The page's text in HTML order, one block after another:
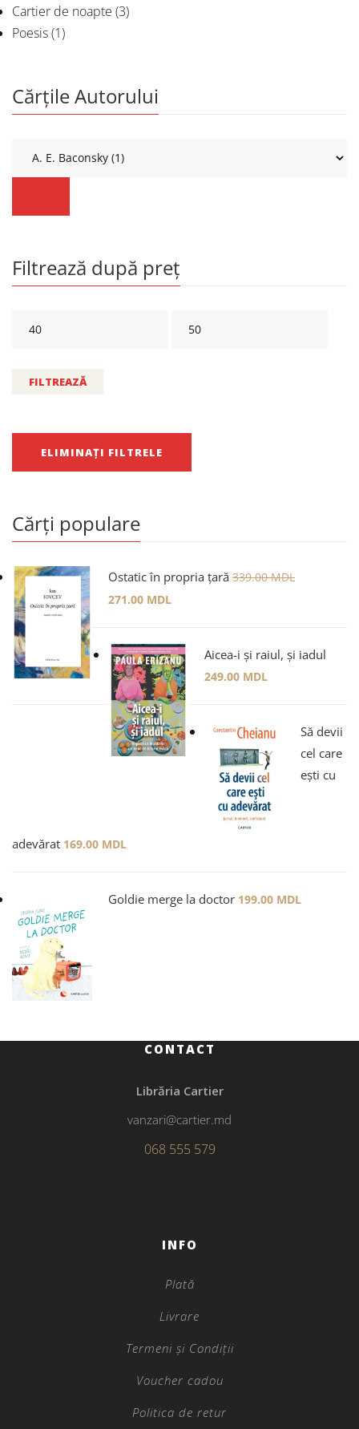
Cartier de noapte (3)
Poesis(1)
Cărțile Autorului
Filtrează după preț
FILTREAZĂ
ELIMINAȚI FILTRELE
Cărți populare
Ostatic în propria țară 339.00MDL
271.00 MDL
Aicea-i și raiul, și iadul
249.00 MDL
Să devii
cel care
ești cu
adevărat 169.00 MDL
Goldie merge la doctor 199.00 MDL
CONTACT
Librăria Cartier
vanzari@cartier.md
068 555 579
INFO
Plată
Livrare
Termeni și Condiții
Voucher cadou
Politica de retur